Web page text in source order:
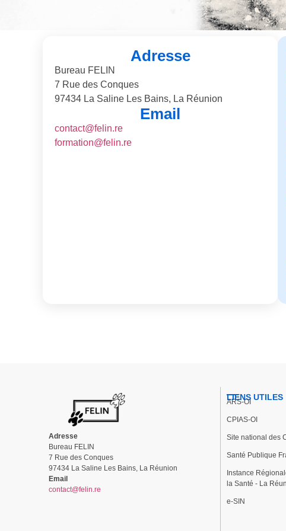
Adresse
Bureau FELIN
7 Rue des Conques
97434 La Saline Les Bains, La Réunion
Email
contact@felin.re
formation@felin.re
Adresse
Bureau FELIN
7 Rue des Conques
97434 La Saline Les Bains, La Réunion
Email
contact@felin.re
LIENS UTILES
ARS-OI
CPIAS-OI
Site national des
Santé Publique
Instance
la Santé - La
e-SIN